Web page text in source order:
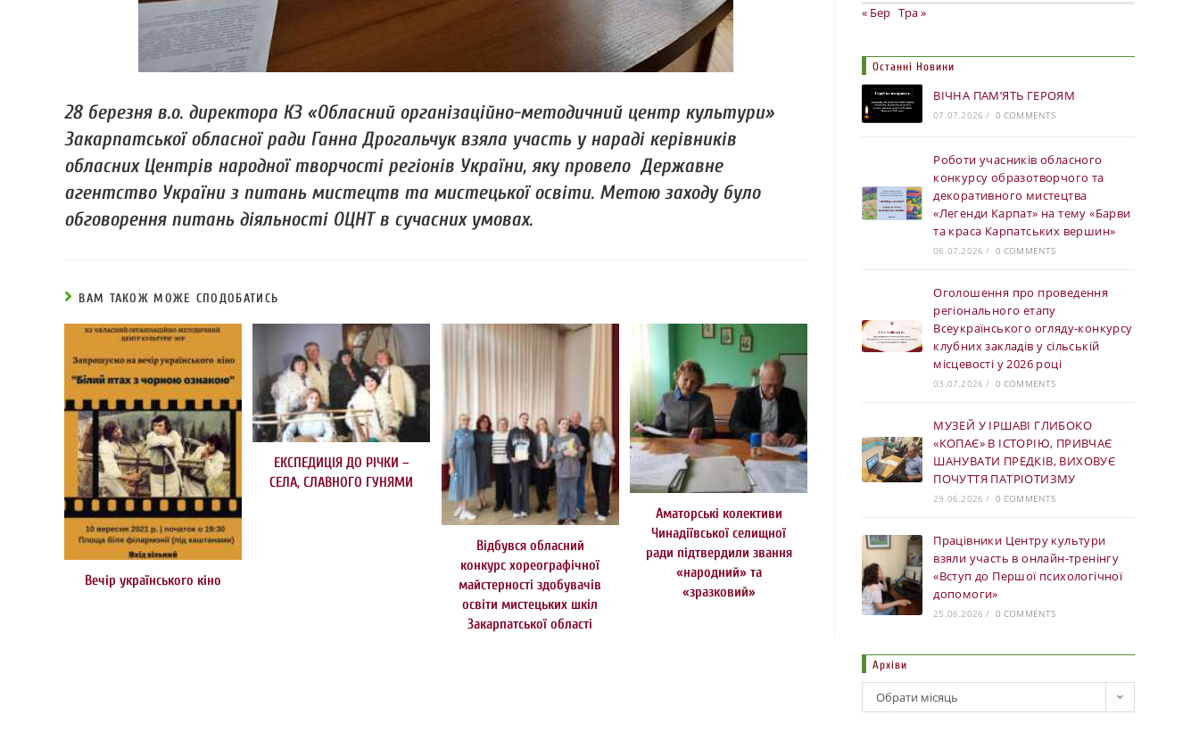
28 березня в.о. директора КЗ «Обласний організаційно-методичний центр культури»
Закарпатської обласної ради Ганна Дрогальчук взяла участь у нараді керівників
обласних Центрів народної творчості регіонів України, яку провело Державне
агентство України з питань мистецтв та мистецької освіти. Метою заходу було
обговорення питань діяльності ОЦНТ в сучасних умовах.
ВАМ ТАКОЖ МОЖЕ СПОДОБАТИСЬ
Вечір українського кіно
ЕКСПЕДИЦІЯ ДО РІЧКИ –
СЕЛА, СЛАВНОГО ГУНЯМИ
Відбувся обласний
конкурс хореографічної
майстерності здобувачів
освіти мистецьких шкіл
Закарпатської області
Аматорські колективи
Чинадіївської селищної
ради підтвердили звання
«народний» та
«зразковий»
« Бер Тра »
Останні Новини
ВІЧНА ПАМ’ЯТЬ ГЕРОЯМ
07.07.2026 / 0 COMMENTS
Роботи учасників обласного
конкурсу образотворчого та
декоративного мистецтва
«Легенди Карпат» на тему «Барви
та краса Карпатських вершин»
06.07.2026 / 0 COMMENTS
Оголошення про проведення
регіонального етапу
Всеукраїнського огляду-конкурсу
клубних закладів у сільській
місцевості у 2026 році
03.07.2026 / 0 COMMENTS
МУЗЕЙ У ІРШАВІ ГЛИБОКО
«КОПАЄ» В ІСТОРІЮ, ПРИВЧАЄ
ШАНУВАТИ ПРЕДКІВ, ВИХОВУЄ
ПОЧУТТЯ ПАТРІОТИЗМУ
29.06.2026 / 0 COMMENTS
Працівники Центру культури
взяли участь в онлайн-тренінгу
«Вступ до Першої психологічної
допомоги»
25.06.2026 / 0 COMMENTS
Архіви
Обрати місяць